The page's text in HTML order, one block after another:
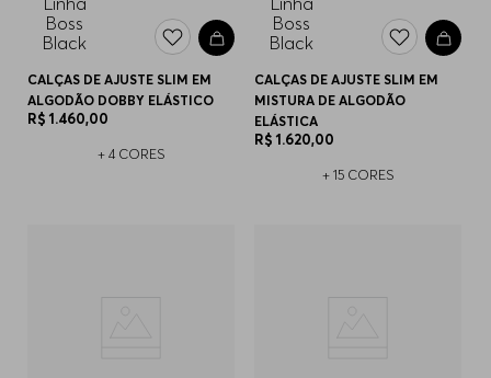
CALÇAS DE AJUSTE SLIM EM
ALGODÃO DOBBY ELÁSTICO
R$ 1.460,00
+ 4 CORES
CALÇAS DE AJUSTE SLIM EM
MISTURA DE ALGODÃO
ELÁSTICA
R$ 1.620,00
+ 15 CORES